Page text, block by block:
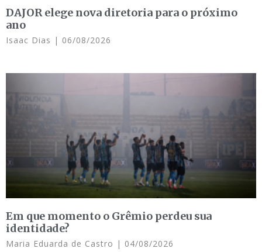
DAJOR elege nova diretoria para o próximo
ano
Isaac Dias 06/08/2026
Em que momento o Grêmio perdeu sua
identidade?
Maria Eduarda de Castro 04/08/2026